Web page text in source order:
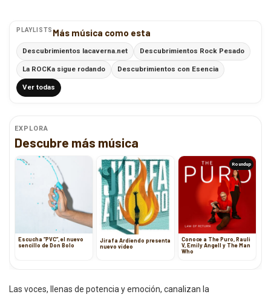
PLAYLISTS Más música como esta
Descubrimientos lacaverna.net Descubrimientos Rock Pesado
La ROCKa sigue rodando Descubrimientos con Esencia
Ver todas
EXPLORA
Descubre más música
Escucha “PVC”, el nuevo
sencillo de Don Bolo
Jirafa Ardiendo presenta
nuevo video
Roundup
Conoce a The Puro, Rauli
V, Emily Angell y The Man
Who
Las voces, llenas de potencia y emoción, canalizan la